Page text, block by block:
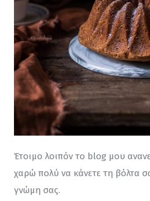
Έτοιμο λοιπόν το blog μου
χαρώ πολύ να κάνετε τη βόλτα
γνώμη σας.